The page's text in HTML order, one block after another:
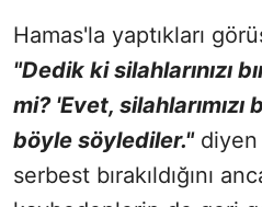
Hamas'la yaptıkları
"Dedik ki silahlarınızı
mi? 'Evet, silahlarımızı
böyle söylediler."diyen
serbest bırakıldığını